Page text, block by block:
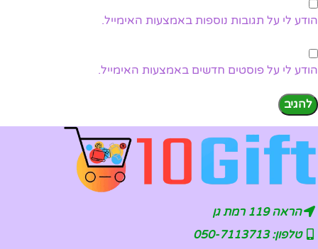
הודע לי על תגובות נוספות באמצעות האימייל.
הודע לי על פוסטים חדשים באמצעות האימייל.
הראה 119 רמת גן
טלפון: 050-7113713